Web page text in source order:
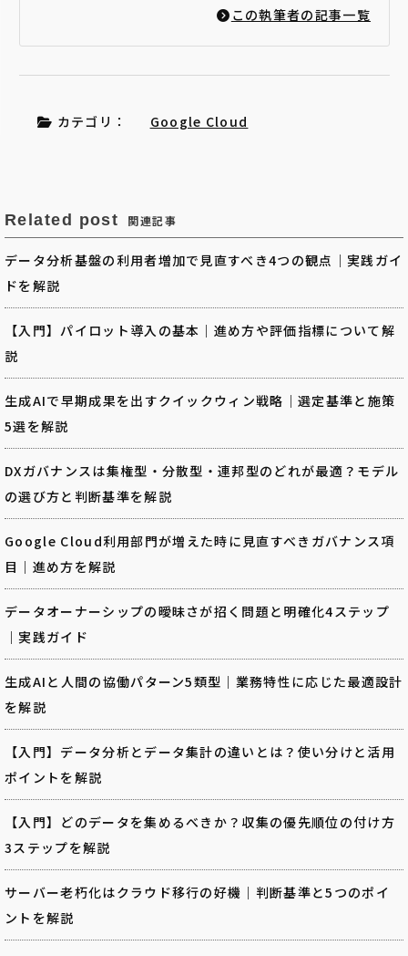
この執筆者の記事一覧
カテゴリ： Google Cloud
Related post 関連記事
データ分析基盤の利用者増加で見直すべき4つの観点｜実践ガイ
ドを解説
【入門】パイロット導入の基本｜進め方や評価指標について解
説
生成AIで早期成果を出すクイックウィン戦略｜選定基準と施策
5選を解説
DXガバナンスは集権型・分散型・連邦型のどれが最適？モデル
の選び方と判断基準を解説
Google Cloud利用部門が増えた時に見直すべきガバナンス項
目｜進め方を解説
データオーナーシップの曖昧さが招く問題と明確化4ステップ
｜実践ガイド
生成AIと人間の協働パターン5類型｜業務特性に応じた最適設計
を解説
【入門】データ分析とデータ集計の違いとは？使い分けと活用
ポイントを解説
【入門】どのデータを集めるべきか？収集の優先順位の付け方
3ステップを解説
サーバー老朽化はクラウド移行の好機｜判断基準と5つのポイ
ントを解説